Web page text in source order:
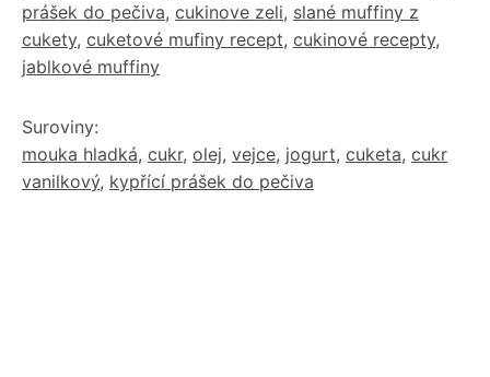
prášek do pečiva, cukinove zeli, slané muffiny z
cukety, cuketové mufiny recept, cukinové recepty,
jablkové muffiny
Suroviny:
mouka hladká, cukr, olej, vejce, jogurt, cuketa, cukr
vanilkový, kypřící prášek do pečiva